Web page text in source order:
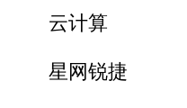
云计算
星网锐捷